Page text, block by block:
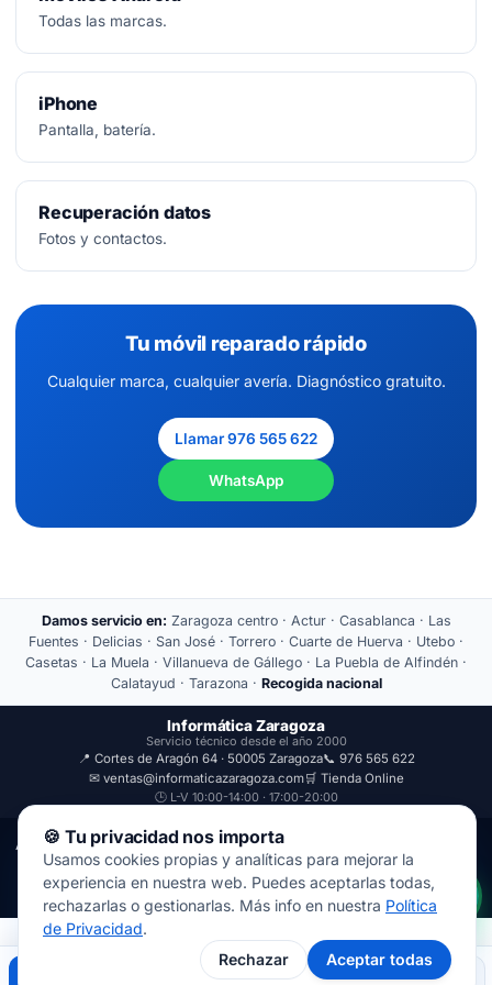
Todas las marcas.
iPhone
Pantalla, batería.
Recuperación datos
Fotos y contactos.
Tu móvil reparado rápido
Cualquier marca, cualquier avería. Diagnóstico gratuito.
Llamar 976 565 622
WhatsApp
Damos servicio en: Zaragoza centro · Actur · Casablanca · Las
Fuentes · Delicias · San José · Torrero · Cuarte de Huerva · Utebo ·
Casetas · La Muela · Villanueva de Gállego · La Puebla de Alfindén ·
Calatayud · Tarazona · Recogida nacional
Informática Zaragoza
Servicio técnico desde el año 2000
📍 Cortes de Aragón 64 · 50005 Zaragoza📞 976 565 622
✉ ventas@informaticazaragoza.com🛒 Tienda Online
🕒 L-V 10:00-14:00 · 17:00-20:00
Aviso Legal
Política de Privacidad
© 2000-2026 · Javal Informática S.L. · Tienda Informática Zaragoza
· Reparación de Ordenadores, Portátiles y Móviles.
🍪 Tu privacidad nos importa
Usamos cookies propias y analíticas para mejorar la
experiencia en nuestra web. Puedes aceptarlas todas,
rechazarlas o gestionarlas. Más info en nuestra Política
de Privacidad.
Rechazar
Aceptar todas